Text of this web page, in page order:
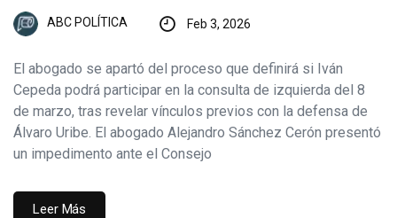
ABC POLÍTICA Feb 3, 2026
El abogado se apartó del proceso que definirá si Iván
Cepeda podrá participar en la consulta de izquierda del 8
de marzo, tras revelar vínculos previos con la defensa de
Álvaro Uribe. El abogado Alejandro Sánchez Cerón presentó
un impedimento ante el Consejo
Leer Más